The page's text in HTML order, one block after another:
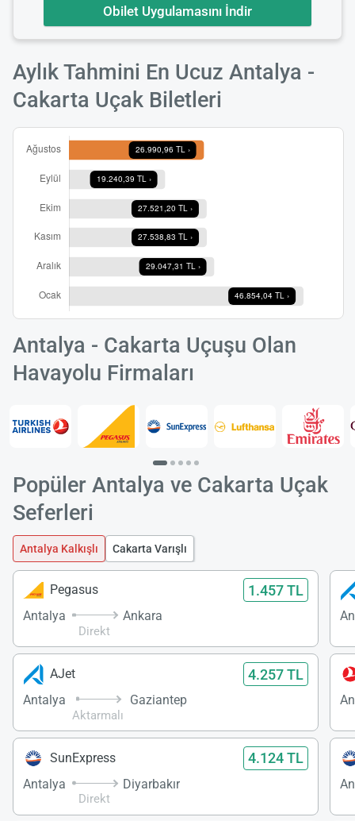
Obilet Uygulamasını İndir
Aylık Tahmini En Ucuz Antalya -
Cakarta Uçak Biletleri
Antalya - Cakarta Uçuşu Olan
Havayolu Firmaları
Popüler Antalya ve Cakarta Uçak
Seferleri
Antalya Kalkışlı Cakarta Varışlı
Pegasus 1.457 TL
Antalya
Direkt
Ankara
AJet 4.257 TL
Antalya
Aktarmalı
Gaziantep
SunExpress 4.124 TL
Antalya
Direkt
Diyarbakır